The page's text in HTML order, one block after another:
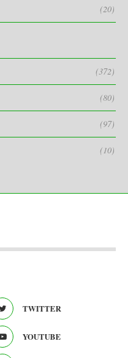
(20)
(372)
(80)
(97)
(10)
TWITTER
YOUTUBE